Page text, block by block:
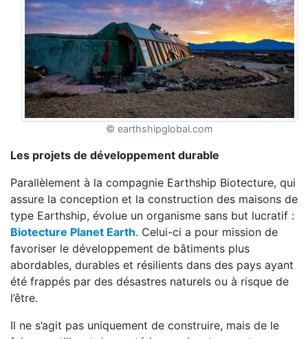
© earthshipglobal.com
Les projets de développement durable
Parallèlement à la compagnie Earthship Biotecture, qui
assure la conception et la construction des maisons de
type Earthship, évolue un organisme sans but lucratif :
Biotecture Planet Earth. Celui-ci a pour mission de
favoriser le développement de bâtiments plus
abordables, durables et résilients dans des pays ayant
été frappés par des désastres naturels ou à risque de
l’être.
Il ne s’agit pas uniquement de construire, mais de le